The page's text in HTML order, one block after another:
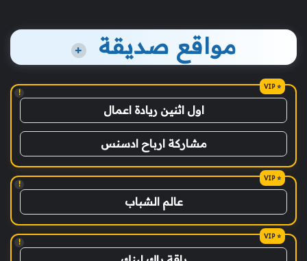
مواقع صديقة +
!
اول اثنين ريادة اعمال
مشاركة ارباح ادسنس
!
عالم الشباب
!